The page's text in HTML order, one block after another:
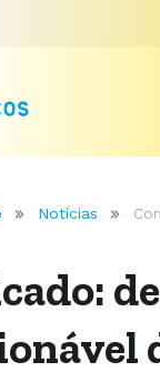
Notícias